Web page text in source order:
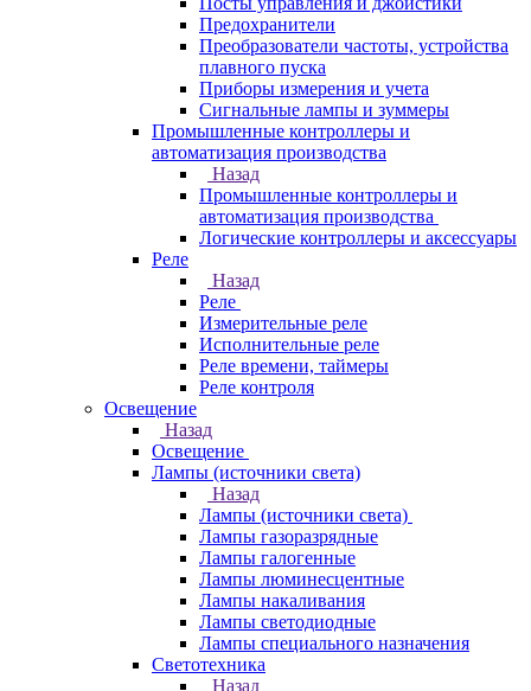
Предохранители
Преобразователи частоты, устройства
плавного пуска
Приборы измерения и учета
Сигнальные лампы и зуммеры
Промышленные контроллеры и
автоматизация производства
Назад
Промышленные контроллеры и
автоматизация производства
Логические контроллеры и аксессуары
Реле
Назад
Реле
Измерительные реле
Исполнительные реле
Реле времени, таймеры
Реле контроля
Освещение
Назад
Освещение
Лампы (источники света)
Назад
Лампы (источники света)
Лампы газоразрядные
Лампы галогенные
Лампы люминесцентные
Лампы накаливания
Лампы светодиодные
Лампы специального назначения
Светотехника
Назад